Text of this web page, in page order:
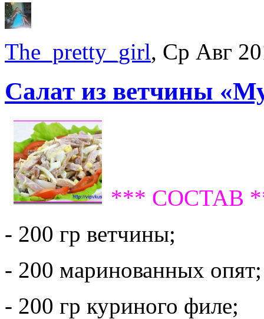
The_pretty_girl, Ср Авг
Салат из ветчины
*** СОСТАВ
- 200 гр ветчины;
- 200 маринованных опят;
- 200 гр куриного филе;